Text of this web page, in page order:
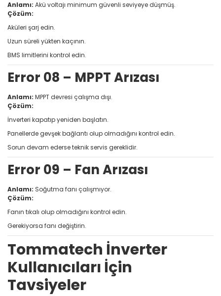
Anlamı: Akü voltajı minimum güvenli seviyeye düşmüş.
Çözüm:
Aküleri şarj edin.
Uzun süreli yükten kaçının.
BMS limitlerini kontrol edin.
Error 08 – MPPT Arızası
Anlamı: MPPT devresi çalışma dışı.
Çözüm:
İnverteri kapatıp yeniden başlatın.
Panellerde gevşek bağlantı olup olmadığını kontrol edin.
Sorun devam ederse teknik servis gereklidir.
Error 09 – Fan Arızası
Anlamı: Soğutma fanı çalışmıyor.
Çözüm:
Fanın tıkalı olup olmadığını kontrol edin.
Gerekiyorsa fanı değiştirin.
Tommatech İnverter
Kullanıcıları İçin
Tavsiyeler